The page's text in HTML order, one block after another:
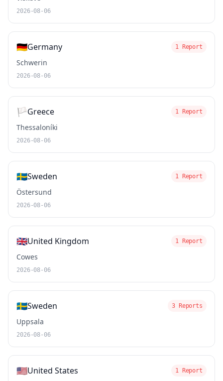
2026-08-06
🇩🇪Germany 1 Report
Schwerin
2026-08-06
🏳️Greece 1 Report
Thessaloníki
2026-08-06
🇸🇪Sweden 1 Report
Östersund
2026-08-06
🇬🇧United Kingdom 1 Report
Cowes
2026-08-06
🇸🇪Sweden 3 Reports
Uppsala
2026-08-06
🇺🇸United States 1 Report